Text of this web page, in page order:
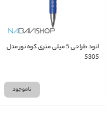
اتود طراحی 5 میلی متری کوه نور مدل
5305
ناموجود